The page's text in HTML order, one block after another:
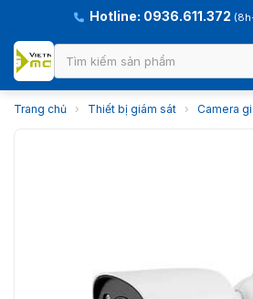
Hotline: 0936.611.372
Trang chủ › Thiết bị giám sát › Camera